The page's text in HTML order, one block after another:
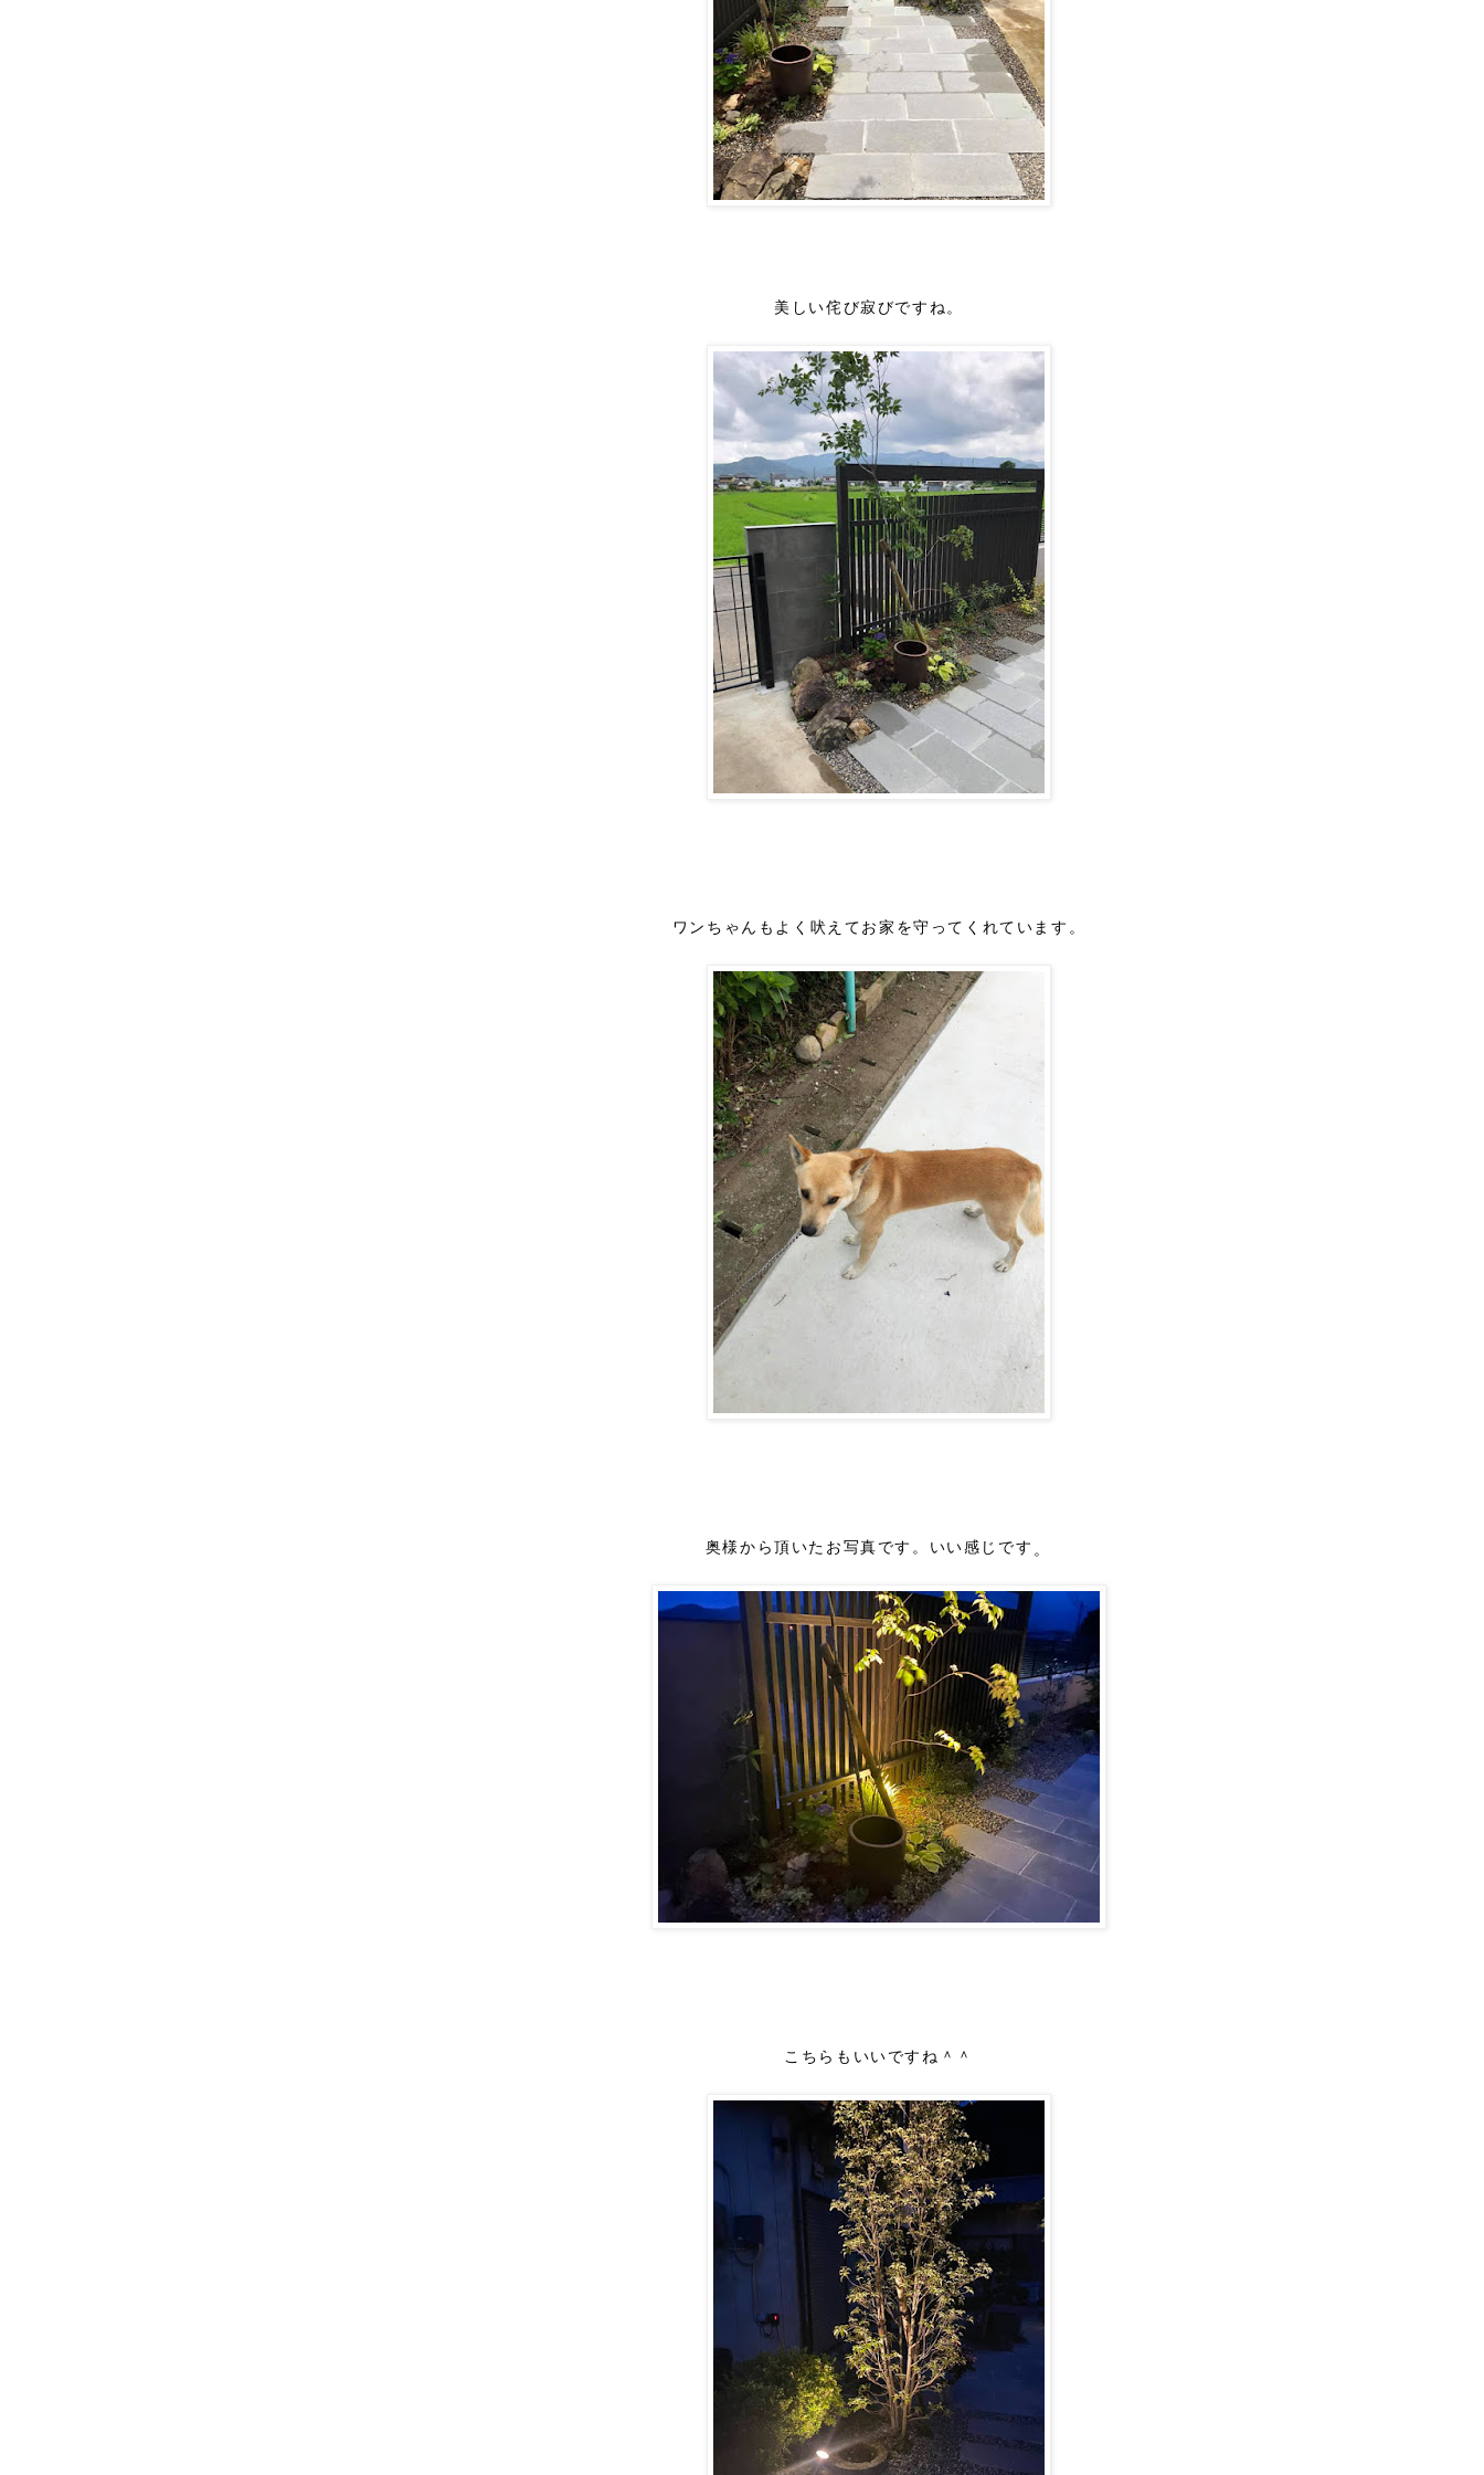
美しい侘び寂びですね。
ワンちゃんもよく吠えてお家 を守ってくれています。
奥様から頂いたお写真です。いい感じです 。
こちらもいいですね＾＾